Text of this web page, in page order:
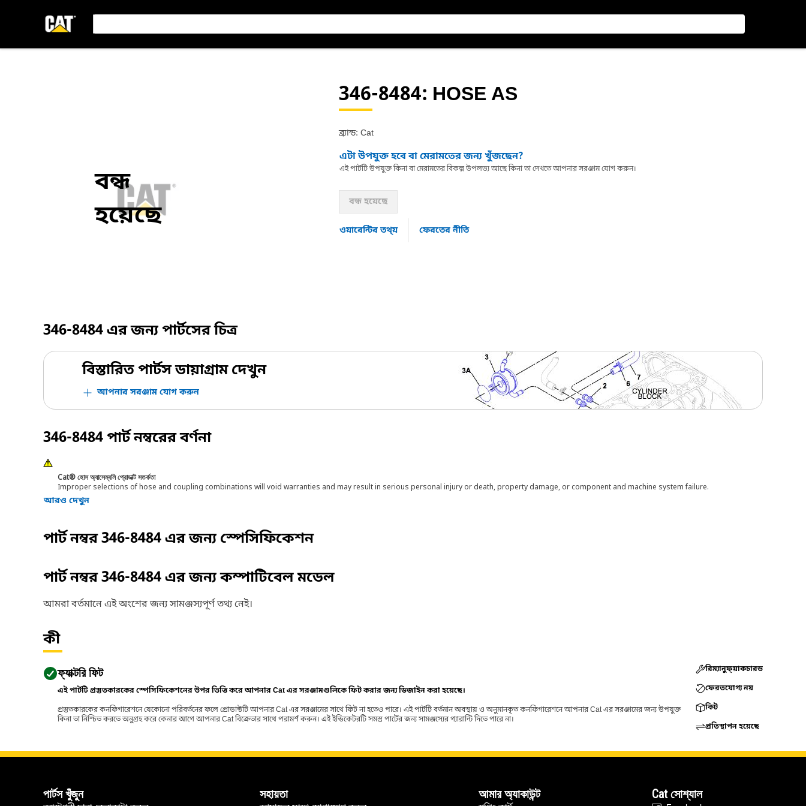
বন্ধ
হয়েছে
346-8484: HOSE AS
ব্র্যান্ড: Cat
এটা উপযুক্ত হবে বা মেরামতের জন্য খুঁজছেন?
এই পার্টটি উপযুক্ত কিনা বা মেরামতের বিকল্প উপলভ্য আছে কিনা তা দেখতে আপনার সরঞ্জাম যোগ করুন।
বন্ধ হয়েছে
ওয়ারেন্টির তথ্য় ফেরতের নীতি
346-8484এর জন্য পার্টসের চিত্র
বিস্তারিত পার্টস ডায়াগ্রাম দেখুন
আপনার সরঞ্জাম যোগ করুন
346-8484পার্ট নম্বরের বর্ণনা
Cat® হোস অ্যাসেম্বলি প্রোডাক্ট সতর্কতা
Improper selections of hose and coupling combinations will void warranties and may result in serious personal injury or death, property damage, or component and machine system failure.
আরও দেখুন
পার্ট নম্বর346-8484এর জন্য স্পেসিফিকেশন
পার্ট নম্বর346-8484এর জন্য কম্পাটিবেল মডেল
আমরা বর্তমানে এই অংশের জন্য সামঞ্জস্যপূর্ণ তথ্য নেই।
কী
ফ্যাক্টরি ফিট
এই পার্টটি প্রস্তুতকারকের স্পেসিফিকেশনের উপর ভিত্তি করে আপনার Cat এর সরঞ্জামগুলিকে ফিট করার জন্য ডিজাইন করা হয়েছে।
প্রস্তুতকারকের কনফিগারেশনে যেকোনো পরিবর্তনের ফলে প্রোডাক্টটি আপনার Cat এর সরঞ্জামের সাথে ফিট না হতেও পারে। এই পার্টটি বর্তমান অবস্থায় ও অনুমানকৃত কনফিগারেশনে আপনার Cat এর সরঞ্জামের জন্য উপযুক্ত
কিনা তা নিশ্চিত করতে অনুগ্রহ করে কেনার আগে আপনার Cat বিক্রেতার সাথে পরামর্শ করুন। এই ইন্ডিকেটরটি সমস্ত পার্টের জন্য সামঞ্জস্যের গ্যারান্টি দিতে পারে না।
রিম্যানুফ্য়াকচারড
ফেরতযোগ্য নয়
কিট
প্রতিস্থাপন হয়েছে
পার্টস খুঁজুন সহায়তা আমার অ্যাকাউন্ট Cat সোশ্যাল